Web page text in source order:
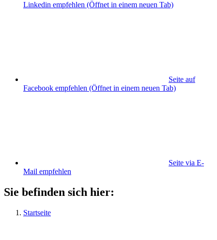
Linkedin empfehlen (Öffnet in einem neuen Tab)
Seite auf
Facebook empfehlen (Öffnet in einem neuen Tab)
Seite via E-
Mail empfehlen
Sie befinden sich hier:
Startseite